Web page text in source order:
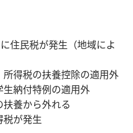
住民税が発生（地域によ
得税の扶養控除の適用外
納付特例の適用外
養から外れる
が発生